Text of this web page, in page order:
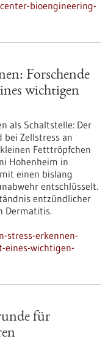
bioengineering-
Forschende
wichtigen
als Schaltstelle: Der
Zellstress an
Fetttröpfchen
Hohenheim in
einen bislang
entschlüsselt.
entzündlicher
Dermatitis.
stress-erkennen-
eines-wichtigen-
für